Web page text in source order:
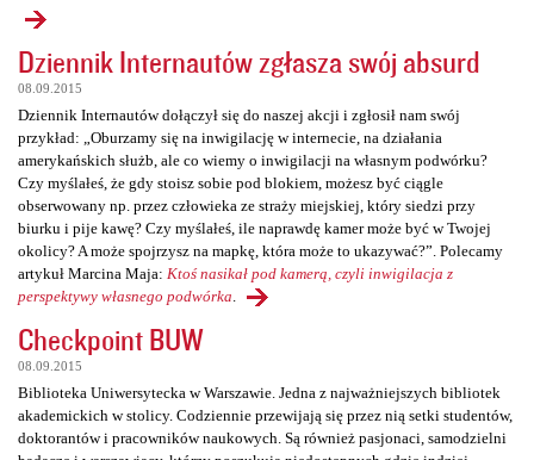
Dziennik Internautów zgłasza swój absurd
08.09.2015
Dziennik Internautów dołączył się do naszej akcji i zgłosił nam swój
przykład: „Oburzamy się na inwigilację w internecie, na działania
amerykańskich służb, ale co wiemy o inwigilacji na własnym podwórku?
Czy myślałeś, że gdy stoisz sobie pod blokiem, możesz być ciągle
obserwowany np. przez człowieka ze straży miejskiej, który siedzi przy
biurku i pije kawę? Czy myślałeś, ile naprawdę kamer może być w Twojej
okolicy? A może spojrzysz na mapkę, która może to ukazywać?”. Polecamy
artykuł Marcina Maja: Ktoś nasikał pod kamerą, czyli inwigilacja z
perspektywy własnego podwórka
Checkpoint BUW
08.09.2015
Biblioteka Uniwersytecka w Warszawie. Jedna z najważniejszych bibliotek
akademickich w stolicy. Codziennie przewijają się przez nią setki studentów,
doktorantów i pracowników naukowych. Są również pasjonaci, samodzielni